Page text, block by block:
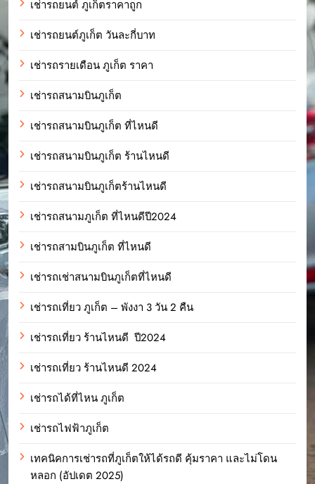
เช่ารถยนต์ ภูเก็ตราคาถูก
เช่ารถยนต์ภูเก็ต วันละกี่บาท
เช่ารถรายเดือน ภูเก็ต ราคา
เช่ารถสนามบินภูเก็ต
เช่ารถสนามบินภูเก็ต ที่ไหนดี
เช่ารถสนามบินภูเก็ต ร้านไหนดี
เช่ารถสนามบินภูเก็ตร้านไหนดี
เช่ารถสนามภูเก็ต ที่ไหนดีปี2024
เช่ารถสามบินภูเก็ต ที่ไหนดี
เช่ารถเช่าสนามบินภูเก็ตที่ไหนดี
เช่ารถเที่ยว ภูเก็ต – พังงา 3 วัน 2 คืน
เช่ารถเที่ยว ร้านไหนดี ปี2024
เช่ารถเที่ยว ร้านไหนดี 2024
เช่ารถได้ที่ไหน ภูเก็ต
เช่ารถไฟฟ้าภูเก็ต
เทคนิคการเช่ารถที่ภูเก็ตให้ได้รถดี คุ้มราคา และไม่โดน
หลอก (อัปเดต 2025)